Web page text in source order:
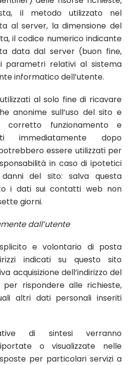
il metodo utilizzato nel
al server, la dimensione del
il codice numerico indicante
data dal server (buon fine,
parametri relativi al sistema
informatico dell’utente.
al solo fine di ricavare
anonime sull’uso del sito e
funzionamento e
immediatamente dopo
essere utilizzati per
in caso di ipotetici
del sito: salva questa
i dati sui contatti web non
giorni.
dall’utente
e volontario di posta
indicati su questo sito
acquisizione dell’indirizzo del
per rispondere alle richieste,
altri dati personali inseriti
di sintesi verranno
o visualizzate nelle
per particolari servizi a